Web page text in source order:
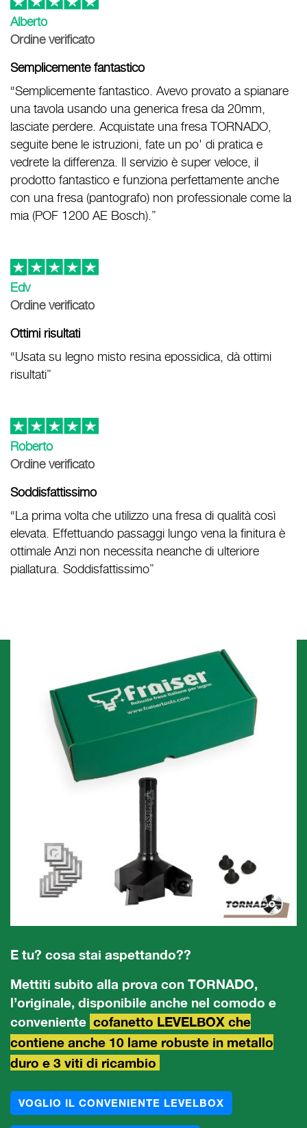
Alberto
Ordine verificato
Semplicemente fantastico
“Semplicemente fantastico. Avevo provato a spianare
una tavola usando una generica fresa da 20mm,
lasciate perdere. Acquistate una fresa TORNADO,
seguite bene le istruzioni, fate un po' di pratica e
vedrete la differenza. Il servizio è super veloce, il
prodotto fantastico e funziona perfettamente anche
con una fresa (pantografo) non professionale come la
mia (POF 1200 AE Bosch).”
Edv
Ordine verificato
Ottimi risultati
“Usata su legno misto resina epossidica, dà ottimi
risultati”
Roberto
Ordine verificato
Soddisfattissimo
“La prima volta che utilizzo una fresa di qualità così
elevata. Effettuando passaggi lungo vena la finitura è
ottimale Anzi non necessita neanche di ulteriore
piallatura. Soddisfattissimo”
E tu? cosa stai aspettando??
Mettiti subito alla prova con TORNADO,
l’originale, disponibile anche nel comodo e
conveniente cofanetto LEVELBOX che
contiene anche 10 lame robuste in metallo
duro e 3 viti di ricambio
VOGLIO IL CONVENIENTE LEVELBOX